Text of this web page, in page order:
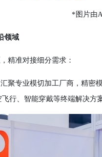
*图片由
领域
准对接细分需求：
专业模切加工厂商，精密
行、智能穿戴等终端解决方